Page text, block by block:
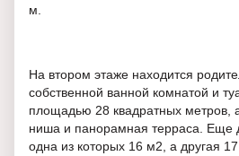
м.
На втором этаже находится
собственной ванной комнатой и
площадью 28 квадратных метров,
ниша и панорамная терраса. Еще
одна из которых 16 м2, а другая